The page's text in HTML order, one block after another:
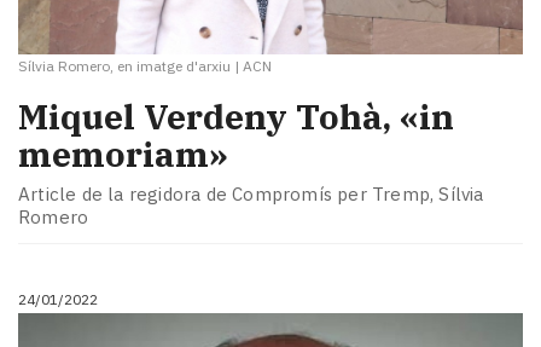
Sílvia Romero, en imatge d'arxiu | ACN
Miquel Verdeny Tohà, «in
memoriam»
Article de la regidora de Compromís per Tremp, Sílvia
Romero
24/01/2022